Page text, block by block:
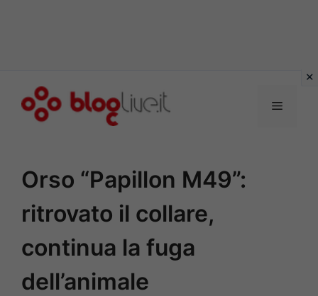
Menu
Orso “Papillon M49”:
ritrovato il collare,
continua la fuga
dell’animale